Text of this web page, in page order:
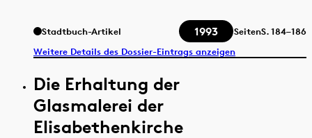
Stadtbuch-Artikel 1993 SeitenS.184–186
Weitere Details des Dossier-Eintrags anzeigen
Die Erhaltung der
Glasmalerei der
Elisabethenkirche